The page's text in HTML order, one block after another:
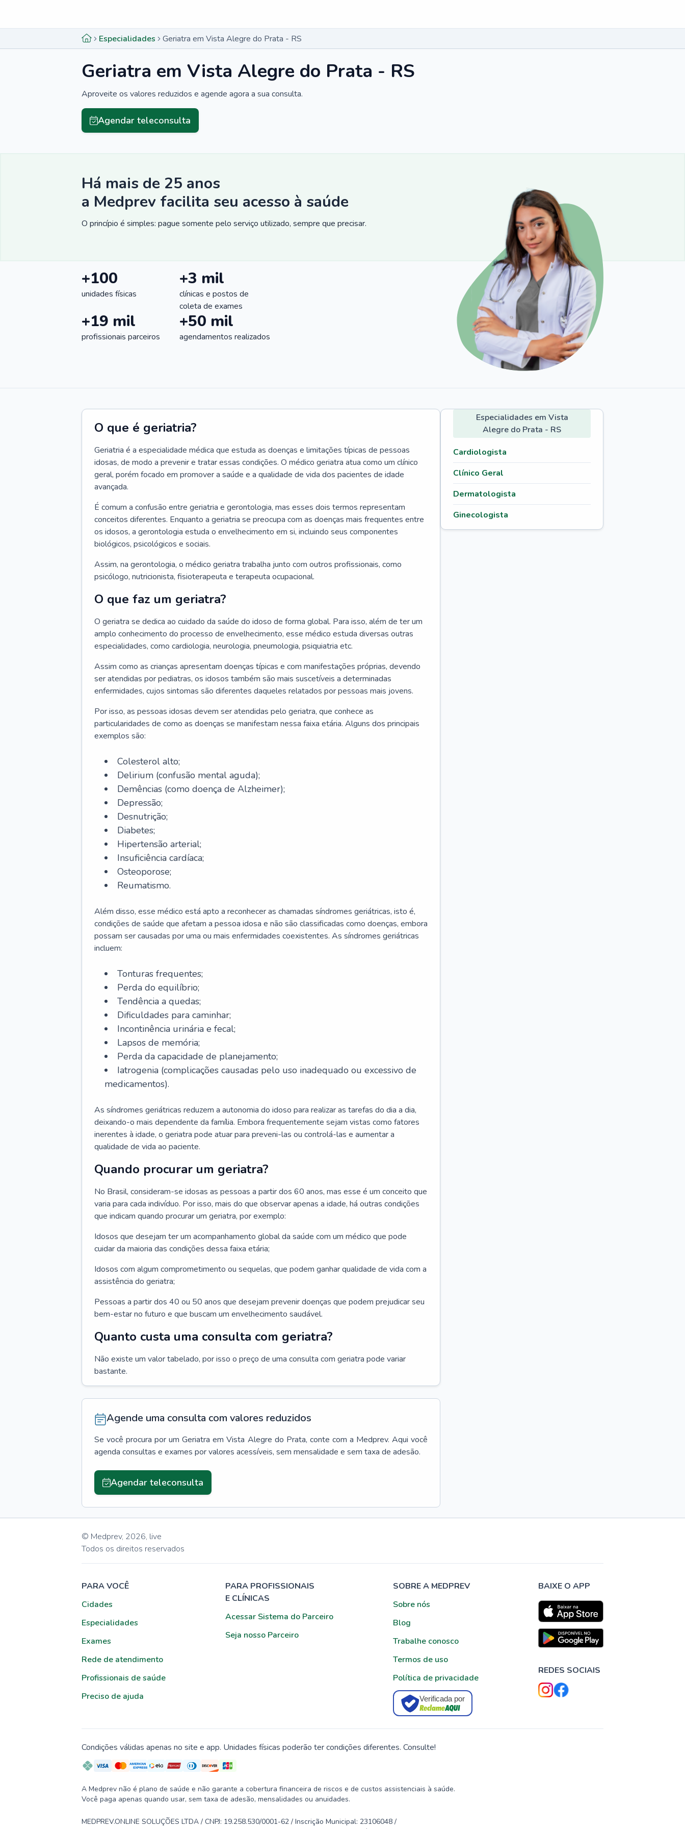
Especialidades Geriatra em Vista Alegre do Prata - RS
Geriatra em Vista Alegre do Prata - RS
Aproveite os valores reduzidos e agende agora a sua consulta.
Agendar teleconsulta
Há mais de 25 anos
a Medprev facilita seu acesso à saúde
O princípio é simples: pague somente pelo serviço utilizado, sempre que precisar.
+100
unidades físicas
+3 mil
clínicas e postos de
coleta de exames
+19 mil
profissionais parceiros
+50 mil
agendamentos realizados
O que é geriatria?
Geriatria é a especialidade médica que estuda as doenças e limitações típicas de pessoas
idosas, de modo a prevenir e tratar essas condições. O médico geriatra atua como um clínico
geral, porém focado em promover a saúde e a qualidade de vida dos pacientes de idade
avançada.
É comum a confusão entre geriatria e gerontologia, mas esses dois termos representam
conceitos diferentes. Enquanto a geriatria se preocupa com as doenças mais frequentes entre
os idosos, a gerontologia estuda o envelhecimento em si, incluindo seus componentes
biológicos, psicológicos e sociais.
Assim, na gerontologia, o médico geriatra trabalha junto com outros profissionais, como
psicólogo, nutricionista, fisioterapeuta e terapeuta ocupacional.
O que faz um geriatra?
O geriatra se dedica ao cuidado da saúde do idoso de forma global. Para isso, além de ter um
amplo conhecimento do processo de envelhecimento, esse médico estuda diversas outras
especialidades, como cardiologia, neurologia, pneumologia, psiquiatria etc.
Assim como as crianças apresentam doenças típicas e com manifestações próprias, devendo
ser atendidas por pediatras, os idosos também são mais suscetíveis a determinadas
enfermidades, cujos sintomas são diferentes daqueles relatados por pessoas mais jovens.
Por isso, as pessoas idosas devem ser atendidas pelo geriatra, que conhece as
particularidades de como as doenças se manifestam nessa faixa etária. Alguns dos principais
exemplos são:
Colesterol alto;
Delirium (confusão mental aguda);
Demências (como doença de Alzheimer);
Depressão;
Desnutrição;
Diabetes;
Hipertensão arterial;
Insuficiência cardíaca;
Osteoporose;
Reumatismo.
Além disso, esse médico está apto a reconhecer as chamadas síndromes geriátricas, isto é,
condições de saúde que afetam a pessoa idosa e não são classificadas como doenças, embora
possam ser causadas por uma ou mais enfermidades coexistentes. As síndromes geriátricas
incluem:
Tonturas frequentes;
Perda do equilíbrio;
Tendência a quedas;
Dificuldades para caminhar;
Incontinência urinária e fecal;
Lapsos de memória;
Perda da capacidade de planejamento;
Iatrogenia (complicações causadas pelo uso inadequado ou excessivo de
medicamentos).
As síndromes geriátricas reduzem a autonomia do idoso para realizar as tarefas do dia a dia,
deixando-o mais dependente da família. Embora frequentemente sejam vistas como fatores
inerentes à idade, o geriatra pode atuar para preveni-las ou controlá-las e aumentar a
qualidade de vida ao paciente.
Quando procurar um geriatra?
No Brasil, consideram-se idosas as pessoas a partir dos 60 anos, mas esse é um conceito que
varia para cada indivíduo. Por isso, mais do que observar apenas a idade, há outras condições
que indicam quando procurar um geriatra, por exemplo:
Idosos que desejam ter um acompanhamento global da saúde com um médico que pode
cuidar da maioria das condições dessa faixa etária;
Idosos com algum comprometimento ou sequelas, que podem ganhar qualidade de vida com a
assistência do geriatra;
Pessoas a partir dos 40 ou 50 anos que desejam prevenir doenças que podem prejudicar seu
bem-estar no futuro e que buscam um envelhecimento saudável.
Quanto custa uma consulta com geriatra?
Não existe um valor tabelado, por isso o preço de uma consulta com geriatra pode variar
bastante.
Agende uma consulta com valores reduzidos
Se você procura por um Geriatra em Vista Alegre do Prata, conte com a Medprev. Aqui você
agenda consultas e exames por valores acessíveis, sem mensalidade e sem taxa de adesão.
Agendar teleconsulta
Especialidades em Vista
Alegre do Prata - RS
Cardiologista
Clínico Geral
Dermatologista
Ginecologista
© Medprev, 2026, live
Todos os direitos reservados
PARA VOCÊ
Cidades
Especialidades
Exames
Rede de atendimento
Profissionais de saúde
Preciso de ajuda
PARA PROFISSIONAIS
E CLÍNICAS
Acessar Sistema do Parceiro
Seja nosso Parceiro
SOBRE A MEDPREV
Sobre nós
Blog
Trabalhe conosco
Termos de uso
Política de privacidade
Verificada por
BAIXE O APP
REDES SOCIAIS
Condições válidas apenas no site e app. Unidades físicas poderão ter condições diferentes. Consulte!
A Medprev não é plano de saúde e não garante a cobertura financeira de riscos e de custos assistenciais à saúde.
Você paga apenas quando usar, sem taxa de adesão, mensalidades ou anuidades.
MEDPREV.ONLINE SOLUÇÕES LTDA / CNPJ: 19.258.530/0001-62 / Inscrição Municipal: 23106048 /